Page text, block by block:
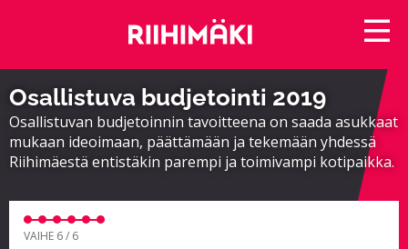
Osallistuva budjetointi 2019
Osallistuvan budjetoinnin tavoitteena on saada asukkaat
mukaan ideoimaan, päättämään ja tekemään yhdessä
Riihimäestä entistäkin parempi ja toimivampi kotipaikka.
VAIHE 6 / 6